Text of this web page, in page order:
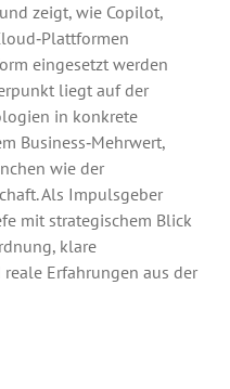
zeigt, wie Copilot,
eingesetzt werden
liegt auf der
in konkrete
Business‑Mehrwert,
wie der
Als Impulsgeber
mit strategischem Blick
klare
Erfahrungen aus der